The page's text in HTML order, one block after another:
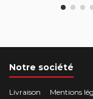
Notre société
Livraison Mentions